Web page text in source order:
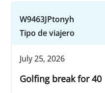
W9463JPtonyh
Tipo de viajero
July 25, 2026
Golfing break for 40